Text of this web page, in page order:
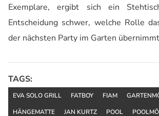
Exemplare, ergibt sich ein
Entscheidung schwer, welche Rolle
der nächsten Party im Garten
TAGS:
EVA SOLO GRILL FATBOY FIAM
HÄNGEMATTE
JAN KURTZ POOL